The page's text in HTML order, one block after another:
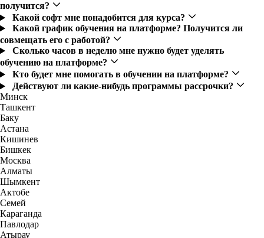
получится?
Какой софт мне понадобится для курса?
Какой график обучения на платформе? Получится ли
совмещать его с работой?
Сколько часов в неделю мне нужно будет уделять
обучению на платформе?
Кто будет мне помогать в обучении на платформе?
Действуют ли какие-нибудь программы рассрочки?
Минск
Ташкент
Баку
Астана
Кишинев
Бишкек
Москва
Алматы
Шымкент
Актобе
Семей
Караганда
Павлодар
Атырау